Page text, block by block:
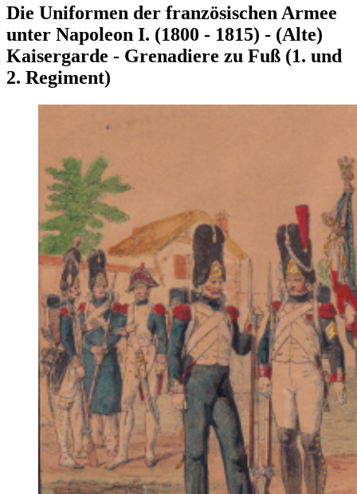
Die Uniformen der französischen Armee
unter Napoleon I. (1800 - 1815) - (Alte)
Kaisergarde - Grenadiere zu Fuß (1. und
2. Regiment)